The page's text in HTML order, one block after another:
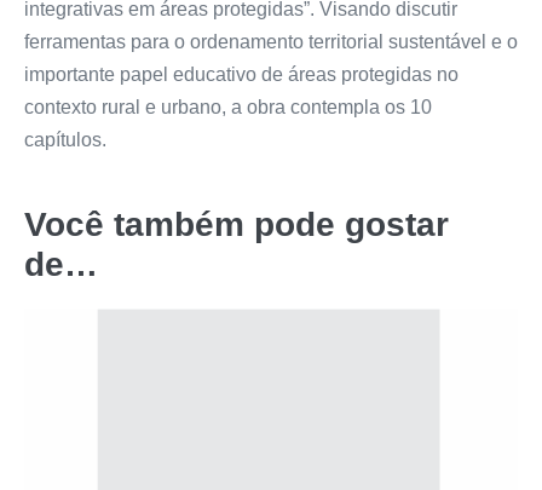
integrativas em áreas protegidas”. Visando discutir
ferramentas para o ordenamento territorial sustentável e o
importante papel educativo de áreas protegidas no
contexto rural e urbano, a obra contempla os 10
capítulos.
Você também pode gostar
de…